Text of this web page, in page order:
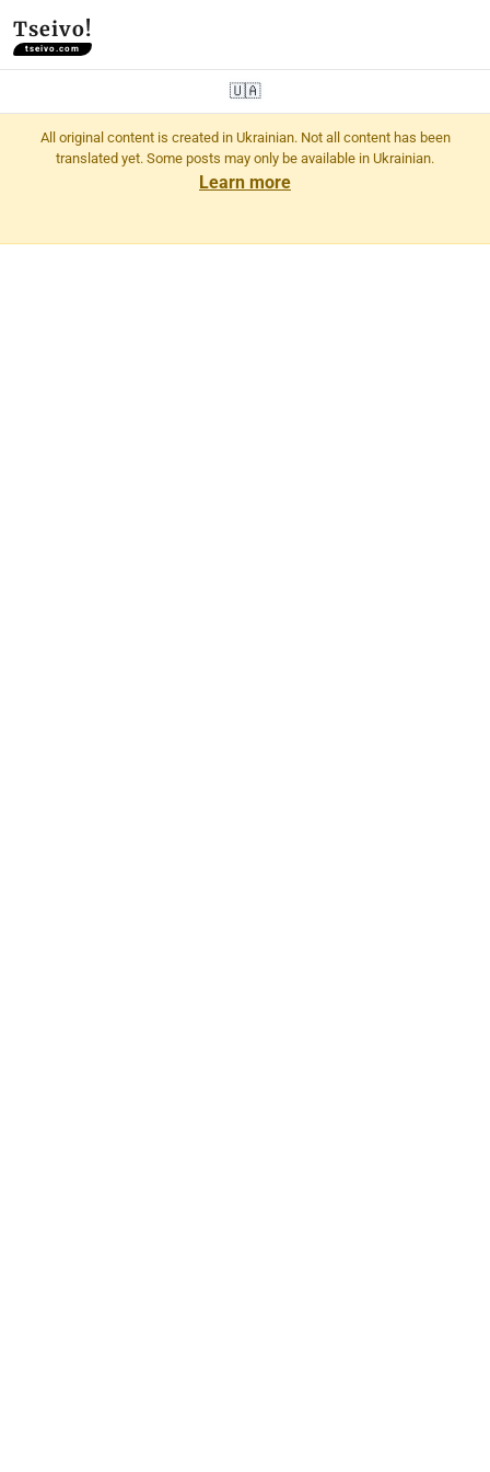
Tseivo!
tseivo.com
🇺🇦
All original content is created in Ukrainian. Not all content has been
translated yet. Some posts may only be available in Ukrainian.
Learn more